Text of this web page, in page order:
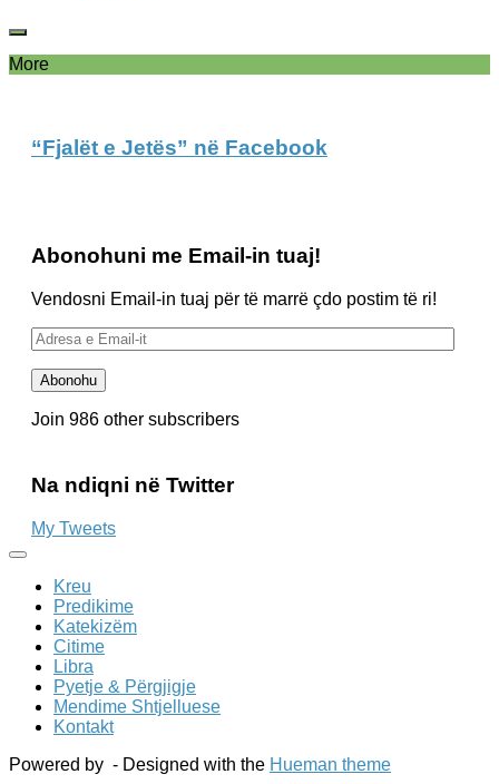
More
“Fjalët e Jetës” në Facebook
Abonohuni me Email-in tuaj!
Vendosni Email-in tuaj për të marrë çdo postim të ri!
Adresa
e
Email-
it
Abonohu
Join 986 other subscribers
Na ndiqni në Twitter
My Tweets
Kreu
Predikime
Katekizëm
Citime
Libra
Pyetje & Përgjigje
Mendime Shtjelluese
Kontakt
Powered by - Designed with the Hueman theme